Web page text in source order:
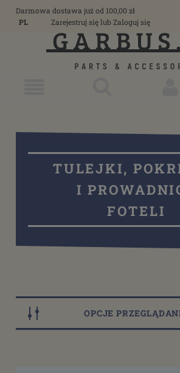
Darmowa dostawa już od 100,00 zł
PL
Zarejestruj sięlub Zaloguj się
TULEJKI,
I
FOTELI
OPCJE